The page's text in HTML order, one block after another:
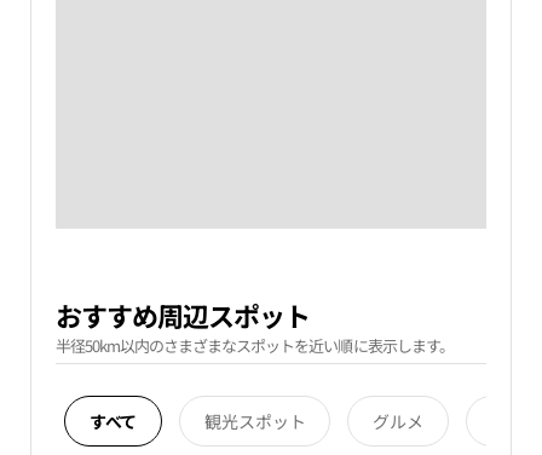
おすすめ周辺スポット
半径50km以内のさまざまなスポットを近い順に表示します。
すべて 観光スポット グルメ